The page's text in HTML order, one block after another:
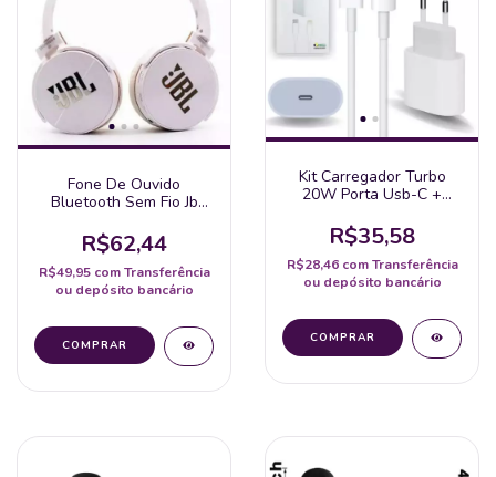
Fone De Ouvido
Bluetooth Sem Fio Jb
Radio Fm Mp3 Cartão
Memória
R$62,44
R$49,95 com Transferência
ou depósito bancário
Kit Carregador Turbo
20W Porta Usb-C +
Lightning Compatível
Com Todos Dispositivos
Iphone X/Xr/Se/1
R$35,58
R$28,46 com Transferência
ou depósito bancário